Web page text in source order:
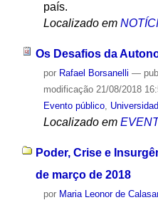
país.
Localizado em
Os Desafios da
por Rafael Borsanelli —
modificação21/08/2018
Evento público,
Localizado em
Poder, Crise e
de março de 2018
por Maria Leonor de